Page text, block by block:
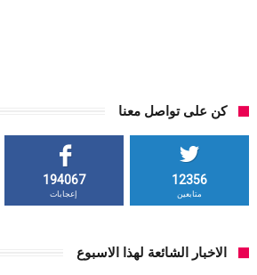
كن على تواصل معنا
12356
متابعين
194067
إعجابات
الاخبار الشائعة لهذا الاسبوع